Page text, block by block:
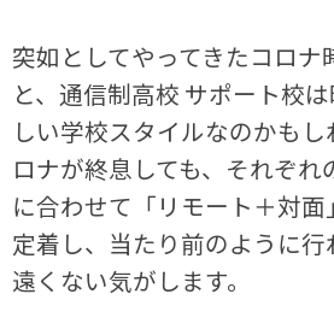
突如としてやってきたコロナ
と、通信制高校 サポート校
しい学校スタイルなのかも
ロナが終息しても、それぞれ
に合わせて「リモート＋対
定着し、当たり前のように行
遠くない気がします。